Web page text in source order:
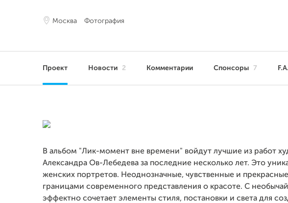
Москва Фотография
Проект Новости 2 Комментарии Спонсоры 7
В альбом "Лик-момент вне времени" войдут лучшие из работ
Александра Ов-Лебедева за последние несколько лет. Это
женских портретов. Неоднозначные, чувственные и
границами современного представления о красоте. С
эффектно сочетает элементы стиля, постановки и света для